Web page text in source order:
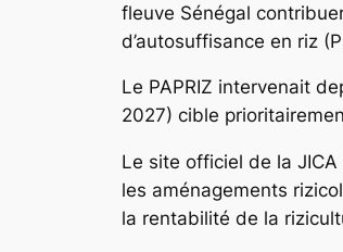
fleuve Sénégal
d’autosuffisance en riz
Le PAPRIZ intervenait
2027) cible
Le site officiel de la JICA
les aménagements
la rentabilité de la